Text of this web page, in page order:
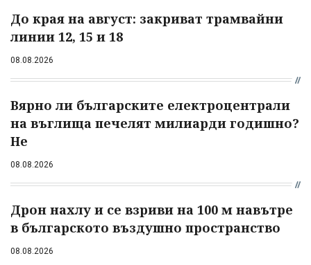
До края на август: закриват трамвайни
линии 12, 15 и 18
08.08.2026
Вярно ли българските електроцентрали
на въглища печелят милиарди годишно?
Не
08.08.2026
Дрон нахлу и се взриви на 100 м навътре
в българското въздушно пространство
08.08.2026